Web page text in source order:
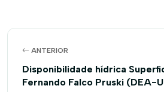
ANTERIOR
Disponibilidade hídrica
Fernando Falco Pruski (DEA-